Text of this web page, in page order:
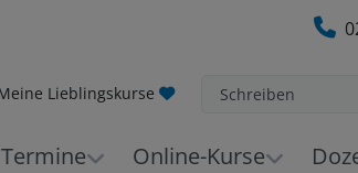
Lieblingskurse Schreiben
Termine Online-Kurse